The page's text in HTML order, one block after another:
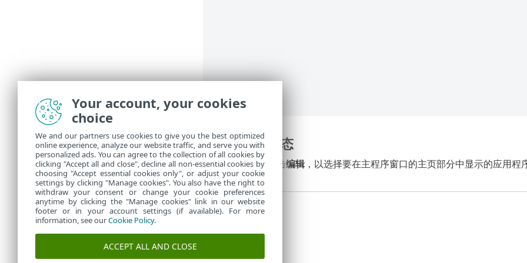
应用程序状态
应用程序状态- 单击编辑，以选择要在主程序窗口的主页部分中显示的应用程
Your account, your cookies
choice
We and our partners use cookies to give you the best optimized
online experience, analyze our website traffic, and serve you with
personalized ads. You can agree to the collection of all cookies by
clicking "Accept all and close", decline all non-essential cookies by
choosing "Accept essential cookies only", or adjust your cookie
settings by clicking "Manage cookies". You also have the right to
withdraw your consent or change your cookie preferences
anytime by clicking the "Manage cookies" link in our website
footer or in your account settings (if available). For more
information, see ourCookie Policy.
ACCEPT ALL AND CLOSE